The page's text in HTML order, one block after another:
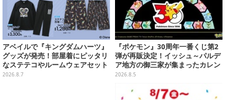
アベイルで『キングダムハーツ』
グッズが発売！部屋着にピッタリ
なステテコやルームウェアセット
2026.8.7
『ポケモン』30周年一番くじ第2
弾が再販決定！イッシュ～パルデ
ア地方の御三家が集まったカレン
ダー、ぬいぐるみなど記念グッズ
2026.8.5